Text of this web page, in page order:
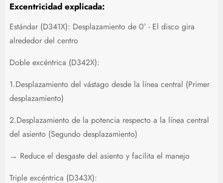
Excentricidad explicada:
Estándar (D341X): Desplazamiento de 0° - El disco gira
alrededor del centro
Doble excéntrica (D342X):
1.Desplazamiento del vástago desde la línea central (Primer
desplazamiento)
2.Desplazamiento de la potencia respecto a la línea central
del asiento (Segundo desplazamiento)
→ Reduce el desgaste del asiento y facilita el manejo
Triple excéntrica (D343X):